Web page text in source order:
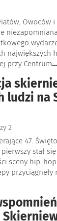
Owoców
największych
przy Centrum
ludzi na
2
47.
stał
sceny hip-
przyciągnęły